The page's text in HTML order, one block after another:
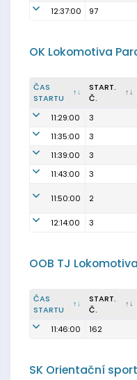
12:37:00
97
OK Lokomotiva
ČAS
STARTU
START.
Č.
11:29:00
3
11:35:00
3
11:39:00
3
11:43:00
3
11:50:00 2
12:14:00 3
OOB TJ
ČAS
STARTU
START.
Č.
11:46:00 162
SK Orientační